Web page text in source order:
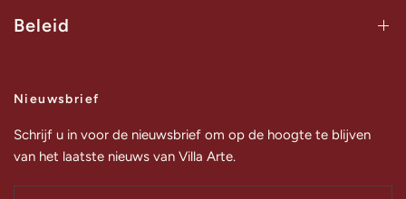
Beleid
Nieuwsbrief
Schrijf u in voor de nieuwsbrief om op de hoogte te blijven
van het laatste nieuws van Villa Arte.